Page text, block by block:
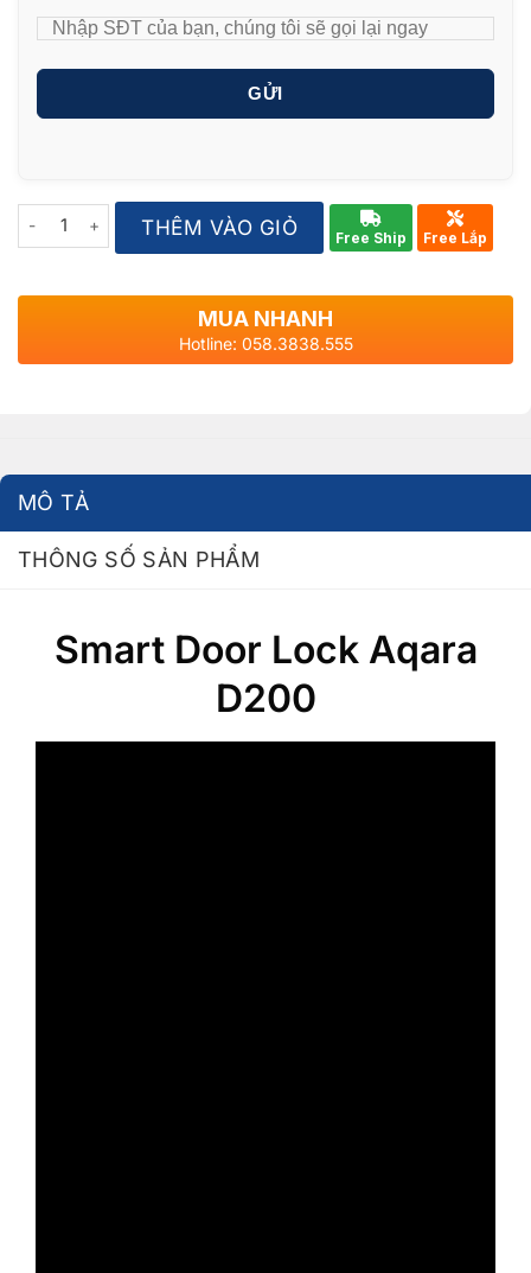
GỬI
Quantity THÊM VÀO GIỎ Free Ship Free Lắp
MUA NHANH
Hotline: 058.3838.555
MÔ TẢ
THÔNG SỐ SẢN PHẨM
Smart Door Lock Aqara
D200